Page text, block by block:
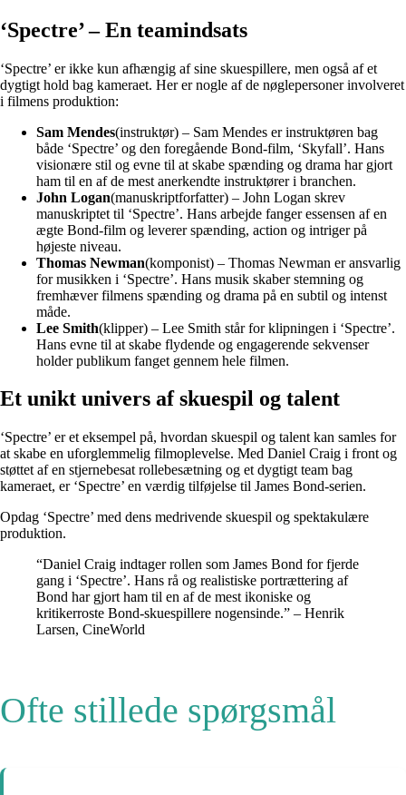
‘Spectre’ – En teamindsats
‘Spectre’ er ikke kun afhængig af sine skuespillere, men også af et
dygtigt hold bag kameraet. Her er nogle af de nøglepersoner involveret
i filmens produktion:
Sam Mendes(instruktør) – Sam Mendes er instruktøren bag
både ‘Spectre’ og den foregående Bond-film, ‘Skyfall’. Hans
visionære stil og evne til at skabe spænding og drama har gjort
ham til en af de mest anerkendte instruktører i branchen.
John Logan(manuskriptforfatter) – John Logan skrev
manuskriptet til ‘Spectre’. Hans arbejde fanger essensen af en
ægte Bond-film og leverer spænding, action og intriger på
højeste niveau.
Thomas Newman(komponist) – Thomas Newman er ansvarlig
for musikken i ‘Spectre’. Hans musik skaber stemning og
fremhæver filmens spænding og drama på en subtil og intenst
måde.
Lee Smith(klipper) – Lee Smith står for klipningen i ‘Spectre’.
Hans evne til at skabe flydende og engagerende sekvenser
holder publikum fanget gennem hele filmen.
Et unikt univers af skuespil og talent
‘Spectre’ er et eksempel på, hvordan skuespil og talent kan samles for
at skabe en uforglemmelig filmoplevelse. Med Daniel Craig i front og
støttet af en stjernebesat rollebesætning og et dygtigt team bag
kameraet, er ‘Spectre’ en værdig tilføjelse til James Bond-serien.
Opdag ‘Spectre’ med dens medrivende skuespil og spektakulære
produktion.
“Daniel Craig indtager rollen som James Bond for fjerde
gang i ‘Spectre’. Hans rå og realistiske portrættering af
Bond har gjort ham til en af de mest ikoniske og
kritikerroste Bond-skuespillere nogensinde.” – Henrik
Larsen, CineWorld
Ofte stillede spørgsmål